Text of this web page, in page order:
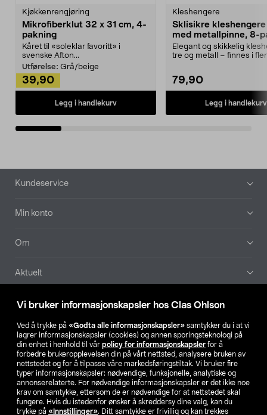
Vi bruker informasjonskapsler hos Clas Ohlson
Ved å trykke på «Godta alle informasjonskapsler» samtykker du i at vi
lagrer informasjonskapsler (cookies) og annen sporingsteknologi på
din enhet i henhold til vår policy for informasjonskapsler for å
forbedre brukeropplevelsen din på vårt nettsted, analysere bruken av
nettstedet og for å tilpasse våre markedsføringstiltak. Vi bruker fire
typer informasjonskapsler: nødvendige, funksjonelle, analytiske og
annonserelaterte. For nødvendige informasjonskapsler er det ikke noe
krav om samtykke, ettersom de er nødvendige for at nettstedet skal
fungere. Hvis du istedenfor ønsker å skreddersy dine valg, kan du
trykke på «Innstillinger». Ditt samtykke er frivillig og kan trekkes
Kjøkkenrengjøring
Mikrofiberklut 32 x 31 cm, 4-
pakning
Kåret til «soleklar favoritt» i
svenske Afton...
Utførelse: Grå/beige
39,90
Legg i handlekurv
Kleshengere
Sklisikre
med metallpinne, 8-
Elegant og skikkelig
tre og metall – finnes i
79,90
Legg i handlekurv
Bunntekst
Kundeservice
Min konto
Om
Aktuelt
Våre selskaper
Finn din butikk
SE NO FI